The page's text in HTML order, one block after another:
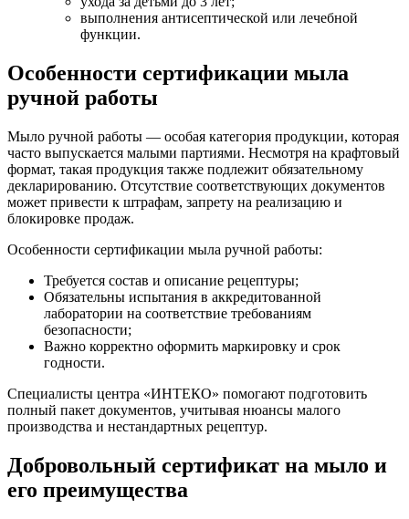
выполнения антисептической или лечебной
функции.
Особенности сертификации мыла
ручной работы
Мыло ручной работы — особая категория продукции, которая
часто выпускается малыми партиями. Несмотря на крафтовый
формат, такая продукция также подлежит обязательному
декларированию. Отсутствие соответствующих документов
может привести к штрафам, запрету на реализацию и
блокировке продаж.
Особенности сертификации мыла ручной работы:
Требуется состав и описание рецептуры;
Обязательны испытания в аккредитованной
лаборатории на соответствие требованиям
безопасности;
Важно корректно оформить маркировку и срок
годности.
Специалисты центра «ИНТЕКО» помогают подготовить
полный пакет документов, учитывая нюансы малого
производства и нестандартных рецептур.
Добровольный сертификат на мыло и
его преимущества